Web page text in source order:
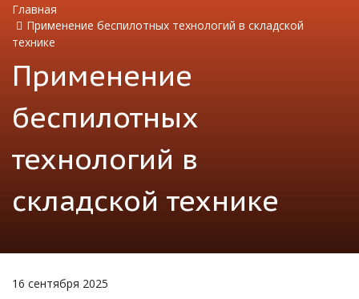
Главная
Применение беспилотных технологий в складской
технике
Применение
беспилотных
технологий в
складской технике
16 сентября 2025